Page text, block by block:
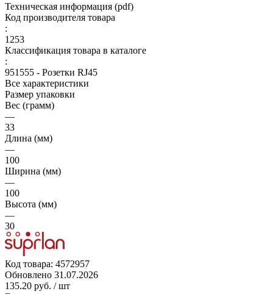
Техническая информация (pdf)
Код производителя товара
:
1253
Классификация товара в каталоге
:
951555 - Розетки RJ45
Все характеристики
Размер упаковки
Вес (грамм)
—
33
Длина (мм)
—
100
Ширина (мм)
—
100
Высота (мм)
—
30
Код товара: 4572957
Обновлено 31.07.2026
135.20 руб. / шт